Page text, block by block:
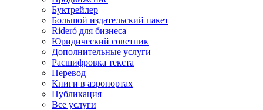
Буктрейлер
Большой издательский пакет
Rideró для бизнеса
Юридический советник
Дополнительные услуги
Расшифровка текста
Перевод
Книги в аэропортах
Публикация
Все услуги